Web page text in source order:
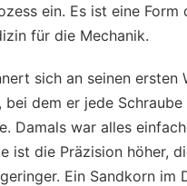
ein. Es ist eine Form
für die Mechanik.
sich an seinen ersten
bei dem er jede Schraube
Damals war alles
ist die Präzision höher,
Ein Sandkorn im